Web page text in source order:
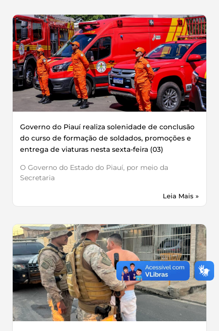
Governo do Piauí realiza solenidade de conclusão
do curso de formação de soldados, promoções e
entrega de viaturas nesta sexta-feira (03)
O Governo do Estado do Piauí, por meio da
Secretaria
Leia Mais »